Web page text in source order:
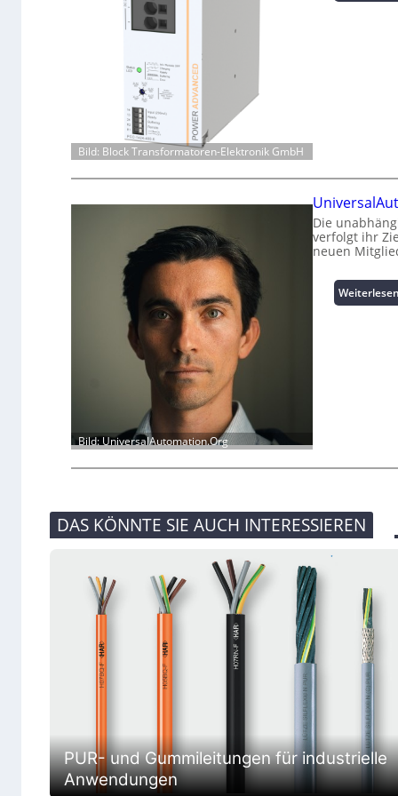
Bild: Block Transformatoren-Elektronik GmbH
Bild: UniversalAutomation.Org
Die
verfolgt ihr
neuen
Weiterlesen
DAS KÖNNTE SIE AUCH INTERESSIEREN
PUR- und Gummileitungen für industrielle
Anwendungen